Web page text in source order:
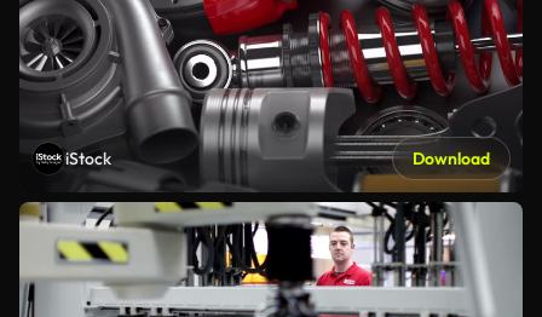
iStock Download